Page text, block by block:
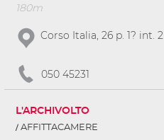
180m
Corso Italia, 26 p. 1? int. 2
050 45231
L'ARCHIVOLTO
AFFITTACAMERE